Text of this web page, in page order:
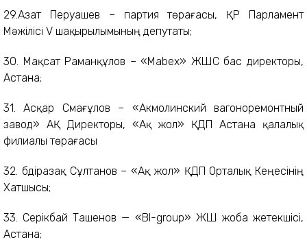
29.Азат Перуашев – партия төрағасы, ҚР Парламент
Мәжілісі V шақырылымының депутаты;
30. Мақсат Раманқұлов – «Mabex» ЖШС бас директоры,
Астана;
31. Асқар Смағұлов – «Акмолинский вагоноремонтный
завод» АҚ Директоры, «Ақ жол» ҚДП Астана қалалық
филиалы төрағасы
32. Әбдіразақ Сұлтанов – «Ақ жол» ҚДП Орталық Кеңесінің
Хатшысы;
33. Серікбай Ташенов — «BI-group» ЖШ жоба жетекшісі,
Астана;